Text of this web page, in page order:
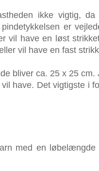
ikke vigtig,
er
vil have en løst
vil have en fast
bliver ca. 25 x 25
have. Det vigtigste i
med en